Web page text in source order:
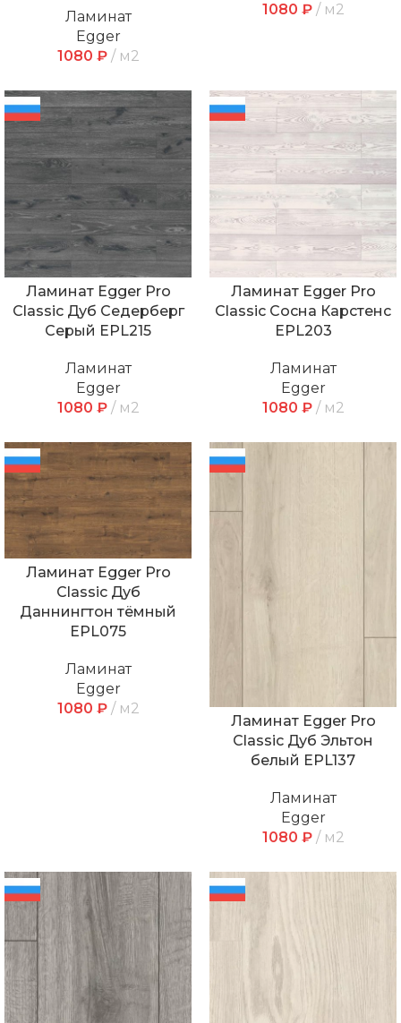
Ламинат
Egger
1080 ₽ м2
1080 ₽ м2
Ламинат Egger Pro
Classic Дуб Седерберг
Серый EPL215
Ламинат
Egger
1080 ₽ м2
Ламинат Egger Pro
Classic Сосна Карстенс
EPL203
Ламинат
Egger
1080 ₽ м2
Ламинат Egger Pro
Classic Дуб
Даннингтон тёмный
EPL075
Ламинат
Egger
1080 ₽ м2
Ламинат Egger Pro
Classic Дуб Эльтон
белый EPL137
Ламинат
Egger
1080 ₽ м2